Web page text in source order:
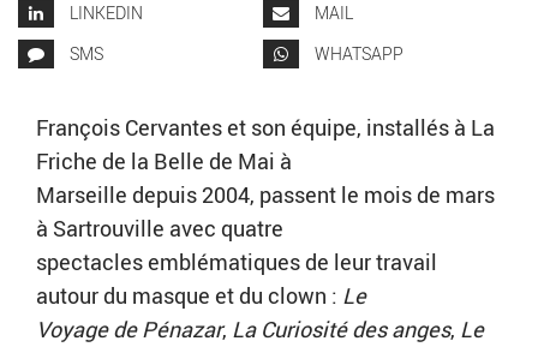
LINKEDIN
MAIL
SMS
WHATSAPP
François Cervantes et son équipe, installés à La
Friche de la Belle de Mai à
Marseille depuis 2004, passent le mois de mars
à Sartrouville avec quatre
spectacles emblématiques de leur travail
autour du masque et du clown : Le
Voyage de Pénazar, La Curiosité des anges, Le